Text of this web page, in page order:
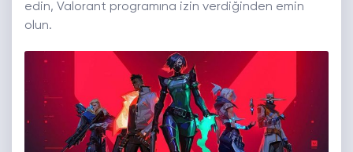
edin, Valorant programına izin verdiğinden emin
olun.